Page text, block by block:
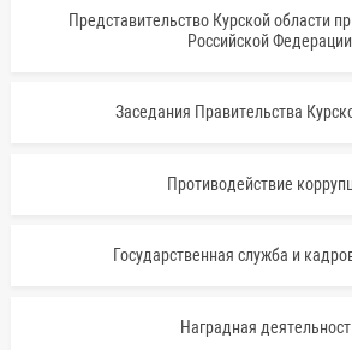
Представительство Курской области
Российской Федерации
Заседания Правительства
Противодействие
Государственная служба и
Наградная